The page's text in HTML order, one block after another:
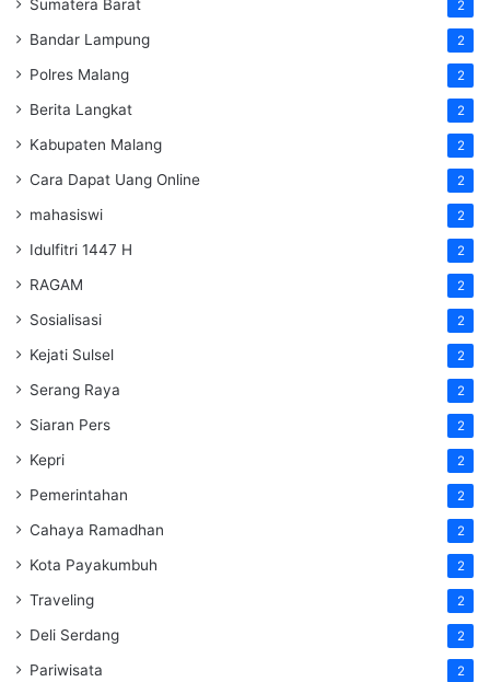
Sumatera Barat 2
Bandar Lampung 2
Polres Malang 2
Berita Langkat 2
Kabupaten Malang 2
Cara Dapat Uang Online 2
mahasiswi 2
Idulfitri 1447 H 2
RAGAM 2
Sosialisasi 2
Kejati Sulsel 2
Serang Raya 2
Siaran Pers 2
Kepri 2
Pemerintahan 2
Cahaya Ramadhan 2
Kota Payakumbuh 2
Traveling 2
Deli Serdang 2
Pariwisata 2